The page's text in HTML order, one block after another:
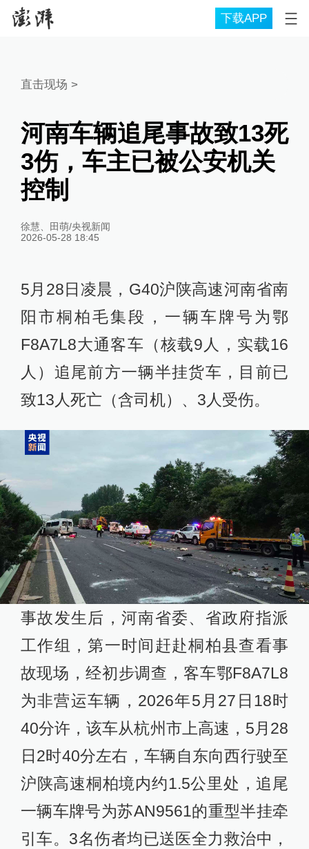
下载APP
直击现场 >
河南车辆追尾事故致13死
3伤，车主已被公安机关
控制
徐慧、田萌/央视新闻
2026-05-28 18:45
5月28日凌晨，G40沪陕高速河南省南
阳市桐柏毛集段，一辆车牌号为鄂
F8A7L8大通客车（核载9人，实载16
人）追尾前方一辆半挂货车，目前已
致13人死亡（含司机）、3人受伤。
事故发生后，河南省委、省政府指派
工作组，第一时间赶赴桐柏县查看事
故现场，经初步调查，客车鄂F8A7L8
为非营运车辆，2026年5月27日18时
40分许，该车从杭州市上高速，5月28
日2时40分左右，车辆自东向西行驶至
沪陕高速桐柏境内约1.5公里处，追尾
一辆车牌号为苏AN9561的重型半挂牵
引车。3名伤者均已送医全力救治中，